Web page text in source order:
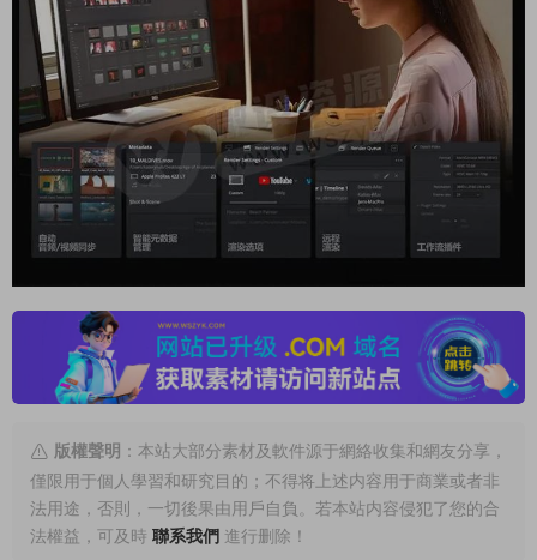
版權聲明 ：本站大部分素材及軟件源于網絡收集和網友分享，
僅限用于個人學習和研究目的；不得将上述内容用于商業或者非
法用途，否則，一切後果由用戶自負。若本站内容侵犯了您的合
法權益，可及時 聯系我們 進行删除！